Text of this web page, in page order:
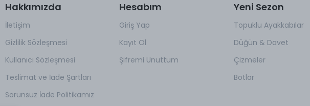
Hakkımızda
İletişim
Gizlilik Sözleşmesi
Kullanıcı Sözleşmesi
Teslimat ve İade Şartları
Sorunsuz İade Politikamız
Hesabım
Giriş Yap
Kayıt Ol
Şifremi Unuttum
Yeni Sezon
Topuklu Ayakkabılar
Düğün & Davet
Çizmeler
Botlar